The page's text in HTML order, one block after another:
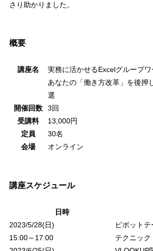
さり助かりました。
概要
講座名 実務に活かせるExcelグループワ
あなたの「働き方改革」を後押
選
開催回数
3回
受講料
13,000円
定員
30名
会場
オンライン
講座スケジュール
日時
2023/5/28(日)
15:00～ 17:00
ピボット
テクニック